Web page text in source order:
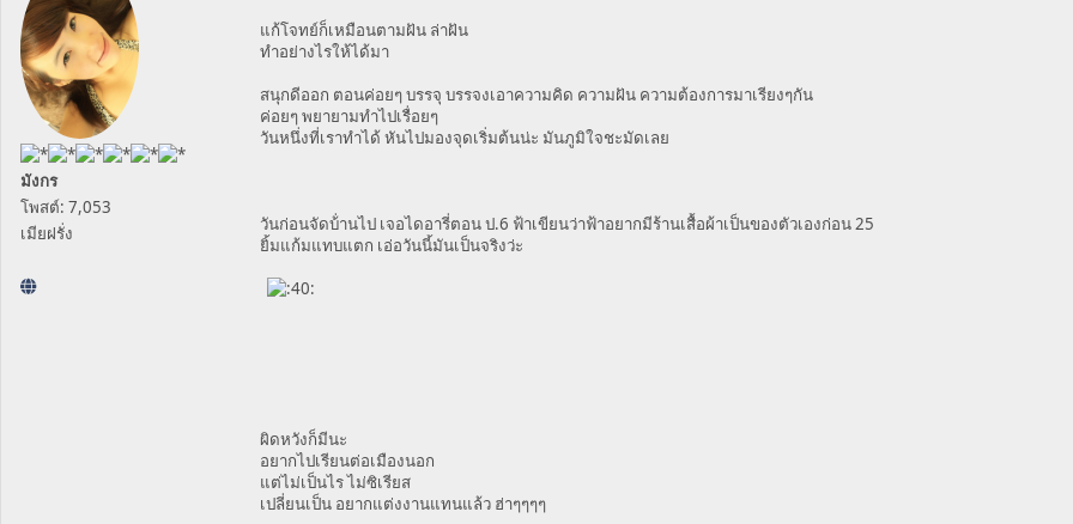
มังกร
โพสต์: 7,053
เมียฝรั่ง
แก้โจทย์ก็เหมือนตามฝัน ล่าฝัน
ทำอย่างไรให้ได้มา
สนุกดีออก ตอนค่อยๆ บรรจุ บรรจงเอาความคิด ความฝัน ความต้องการมาเรียงๆกัน
ค่อยๆ พยายามทำไปเรื่อยๆ
วันหนึ่งที่เราทำได้ หันไปมองจุดเริ่มต้นน่ะ มันภูมิใจชะมัดเลย
วันก่อนจัดบ้่านไป เจอไดอารี่ตอน ป.6 ฟ้าเขียนว่าฟ้าอยากมีร้านเสื้อผ้าเป็นของตัวเองก่อน 25
ยิ้มแก้มแทบแตก เอ่อวันนี้มันเป็นจริงว่ะ
ผิดหวังก็มีนะ
อยากไปเรียนต่อเมืองนอก
แต่ไม่เป็นไร ไม่ซิเรียส
เปลี่ยนเป็น อยากแต่งงานแทนแล้ว ฮ่าๆๆๆๆ